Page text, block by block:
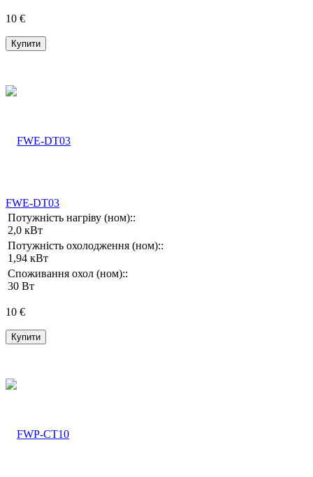
10 €
Купити
FWE-DT03
Потужність нагріву (ном)::
2,0 кВт
Потужність охолодження (ном)::
1,94 кВт
Споживання охол (ном)::
30 Вт
10 €
Купити